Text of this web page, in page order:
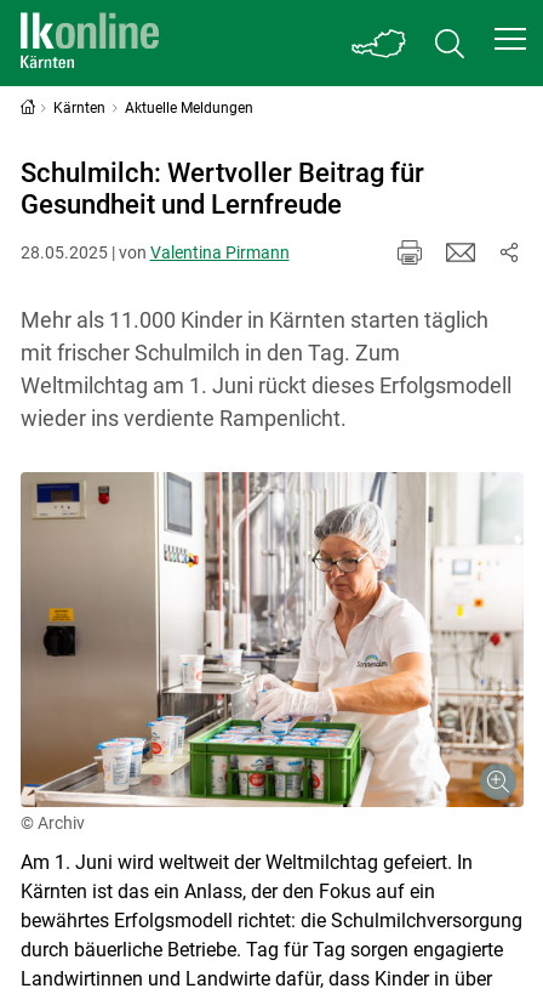
Kärnten Aktuelle Meldungen
Schulmilch: Wertvoller Beitrag für
Gesundheit und Lernfreude
28.05.2025 | von Valentina Pirmann
Mehr als 11.000 Kinder in Kärnten starten täglich
mit frischer Schulmilch in den Tag. Zum
Weltmilchtag am 1. Juni rückt dieses Erfolgsmodell
wieder ins verdiente Rampenlicht.
© Archiv
Am 1. Juni wird weltweit der Weltmilchtag gefeiert. In
Kärnten ist das ein Anlass, der den Fokus auf ein
bewährtes Erfolgsmodell richtet: die Schulmilchversorgung
durch bäuerliche Betriebe. Tag für Tag sorgen engagierte
Landwirtinnen und Landwirte dafür, dass Kinder in über